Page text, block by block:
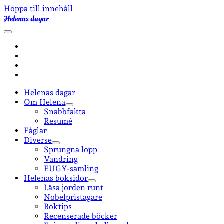
Hoppa till innehåll
Helenas dagar
öppna
Helenas dagar
Om Helena
öppna
undermeny
Snabbfakta
Resumé
Fåglar
Diverse
öppna
undermeny
Sprungna lopp
Vandring
EUGY-samling
Helenas boksidor
öppna
undermeny
Läsa jorden runt
Nobelpristagare
Boktips
Recenserade böcker